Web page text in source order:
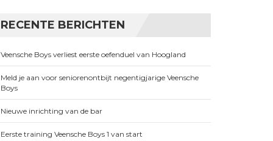
RECENTE BERICHTEN
Veensche Boys verliest eerste oefenduel van Hoogland
Meld je aan voor seniorenontbijt negentigjarige Veensche
Boys
Nieuwe inrichting van de bar
Eerste training Veensche Boys 1 van start